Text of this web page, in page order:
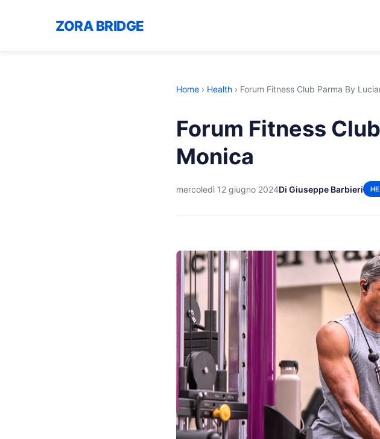
ZORA BRIDGE
Home › Health › Forum Fitness Club Parma By
Forum Fitness
Monica
mercoledì 12 giugno 2024Di Giuseppe Barbieri